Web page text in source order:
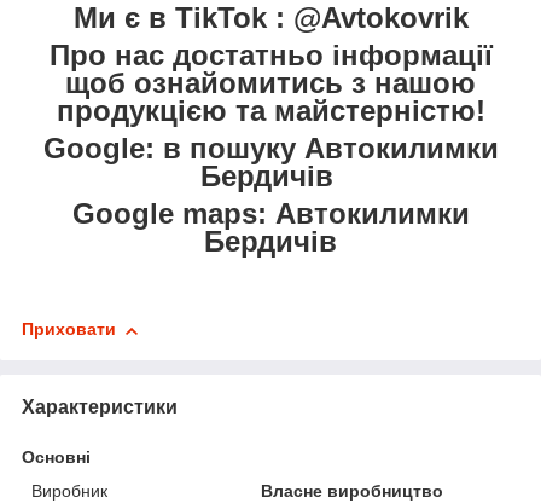
Ми є в TikTok : @Avtokovrik
Про нас достатньо інформації
щоб ознайомитись з нашою
продукцією та майстерністю!
Google: в пошуку Автокилимки
Бердичів
Google maps: Автокилимки
Бердичів
Приховати
Характеристики
Основні
Виробник
Власне виробництво